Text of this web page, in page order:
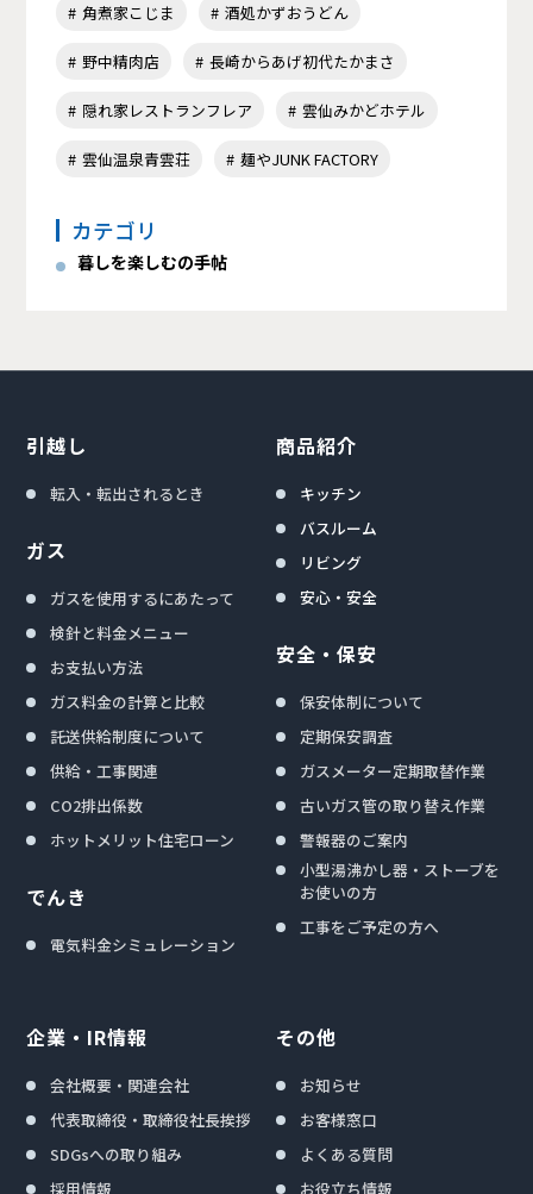
角煮家こじま 酒処かずおうどん
野中精肉店 長崎からあげ初代たかまさ
隠れ家レストランフレア 雲仙みかどホテル
雲仙温泉青雲荘 麺やJUNK FACTORY
カテゴリ
暮しを楽しむの手帖
引越し
転入・転出されるとき
ガス
ガスを使用するにあたって
検針と料金メニュー
お支払い方法
ガス料金の計算と比較
託送供給制度について
供給・工事関連
CO2排出係数
ホットメリット住宅ローン
でんき
電気料金シミュレーション
商品紹介
キッチン
バスルーム
リビング
安心・安全
安全・保安
保安体制について
定期保安調査
ガスメーター定期取替作業
古いガス管の取り替え作業
警報器のご案内
小型湯沸かし器・ストーブを
お使いの方
工事をご予定の方へ
企業・IR情報
会社概要・関連会社
代表取締役・取締役社長挨拶
SDGsへの取り組み
採用情報
その他
お知らせ
お客様窓口
よくある質問
お役立ち情報